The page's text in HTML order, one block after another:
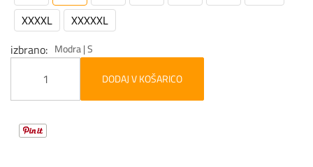
XXXXL
XXXXXL
izbrano
Modra | S
DODAJ V KOŠARICO